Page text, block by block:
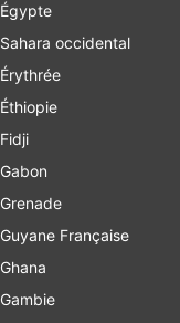
Égypte
Sahara occidental
Érythrée
Éthiopie
Fidji
Gabon
Grenade
Guyane Française
Ghana
Gambie